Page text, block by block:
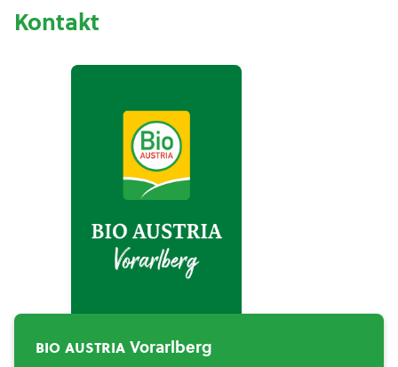
Kontakt
bio austria Vorarlberg